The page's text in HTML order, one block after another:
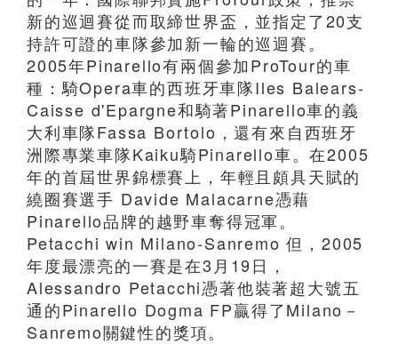
新的巡迴賽從而取締世界盃，並指定了20支
持許可證的車隊參加新一輪的巡迴賽。
2005年Pinarello有兩個參加ProTour的車
種：騎Opera車的西班牙車隊Iles Balears-
Caisse d'Epargne和騎著Pinarello車的義
大利車隊Fassa Bortolo，還有來自西班牙
洲際專業車隊Kaiku騎Pinarello車。在2005
年的首屆世界錦標賽上，年輕且頗具天賦的
繞圈賽選手 Davide Malacarne憑藉
Pinarello品牌的越野車奪得冠軍。
Petacchi win Milano-Sanremo 但，2005
年度最漂亮的一賽是在3月19日，
Alessandro Petacchi憑著他裝著超大號五
通的Pinarello Dogma FP贏得了Milano－
Sanremo關鍵性的獎項。